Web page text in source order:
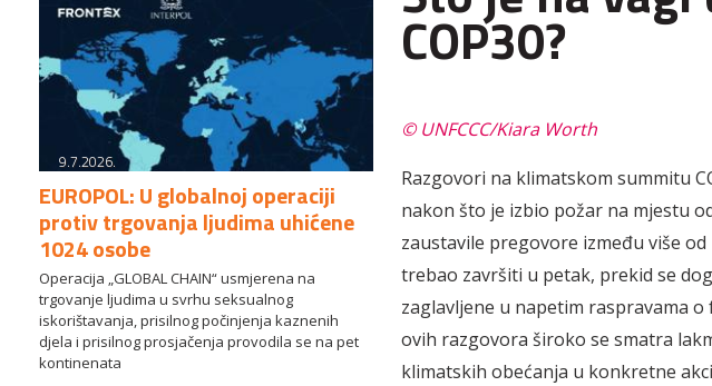
9.7.2026.
EUROPOL: U globalnoj operaciji
protiv trgovanja ljudima uhićene
1024 osobe
Operacija „GLOBAL CHAIN“ usmjerena na
trgovanje ljudima u svrhu seksualnog
iskorištavanja, prisilnog počinjenja kaznenih
djela i prisilnog prosjačenja provodila se na pet
kontinenata
COP30?
© UNFCCC/Kiara Worth
Razgovori na klimatskom summitu
nakon što je izbio požar na mjestu
zaustavile pregovore između više
trebao završiti u petak, prekid se
zaglavljene u napetim raspravama
ovih razgovora široko se smatra
klimatskih obećanja u konkretne